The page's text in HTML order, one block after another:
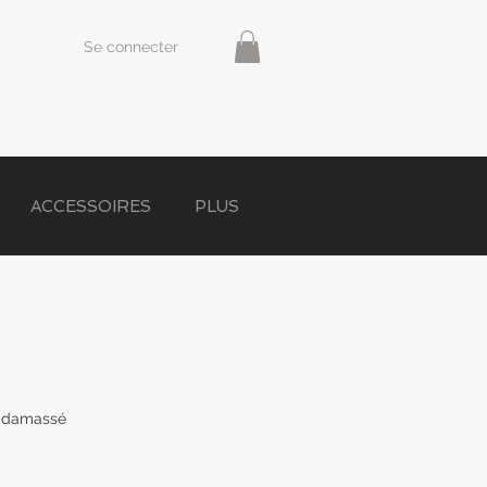
Se connecter
ACCESSOIRES PLUS